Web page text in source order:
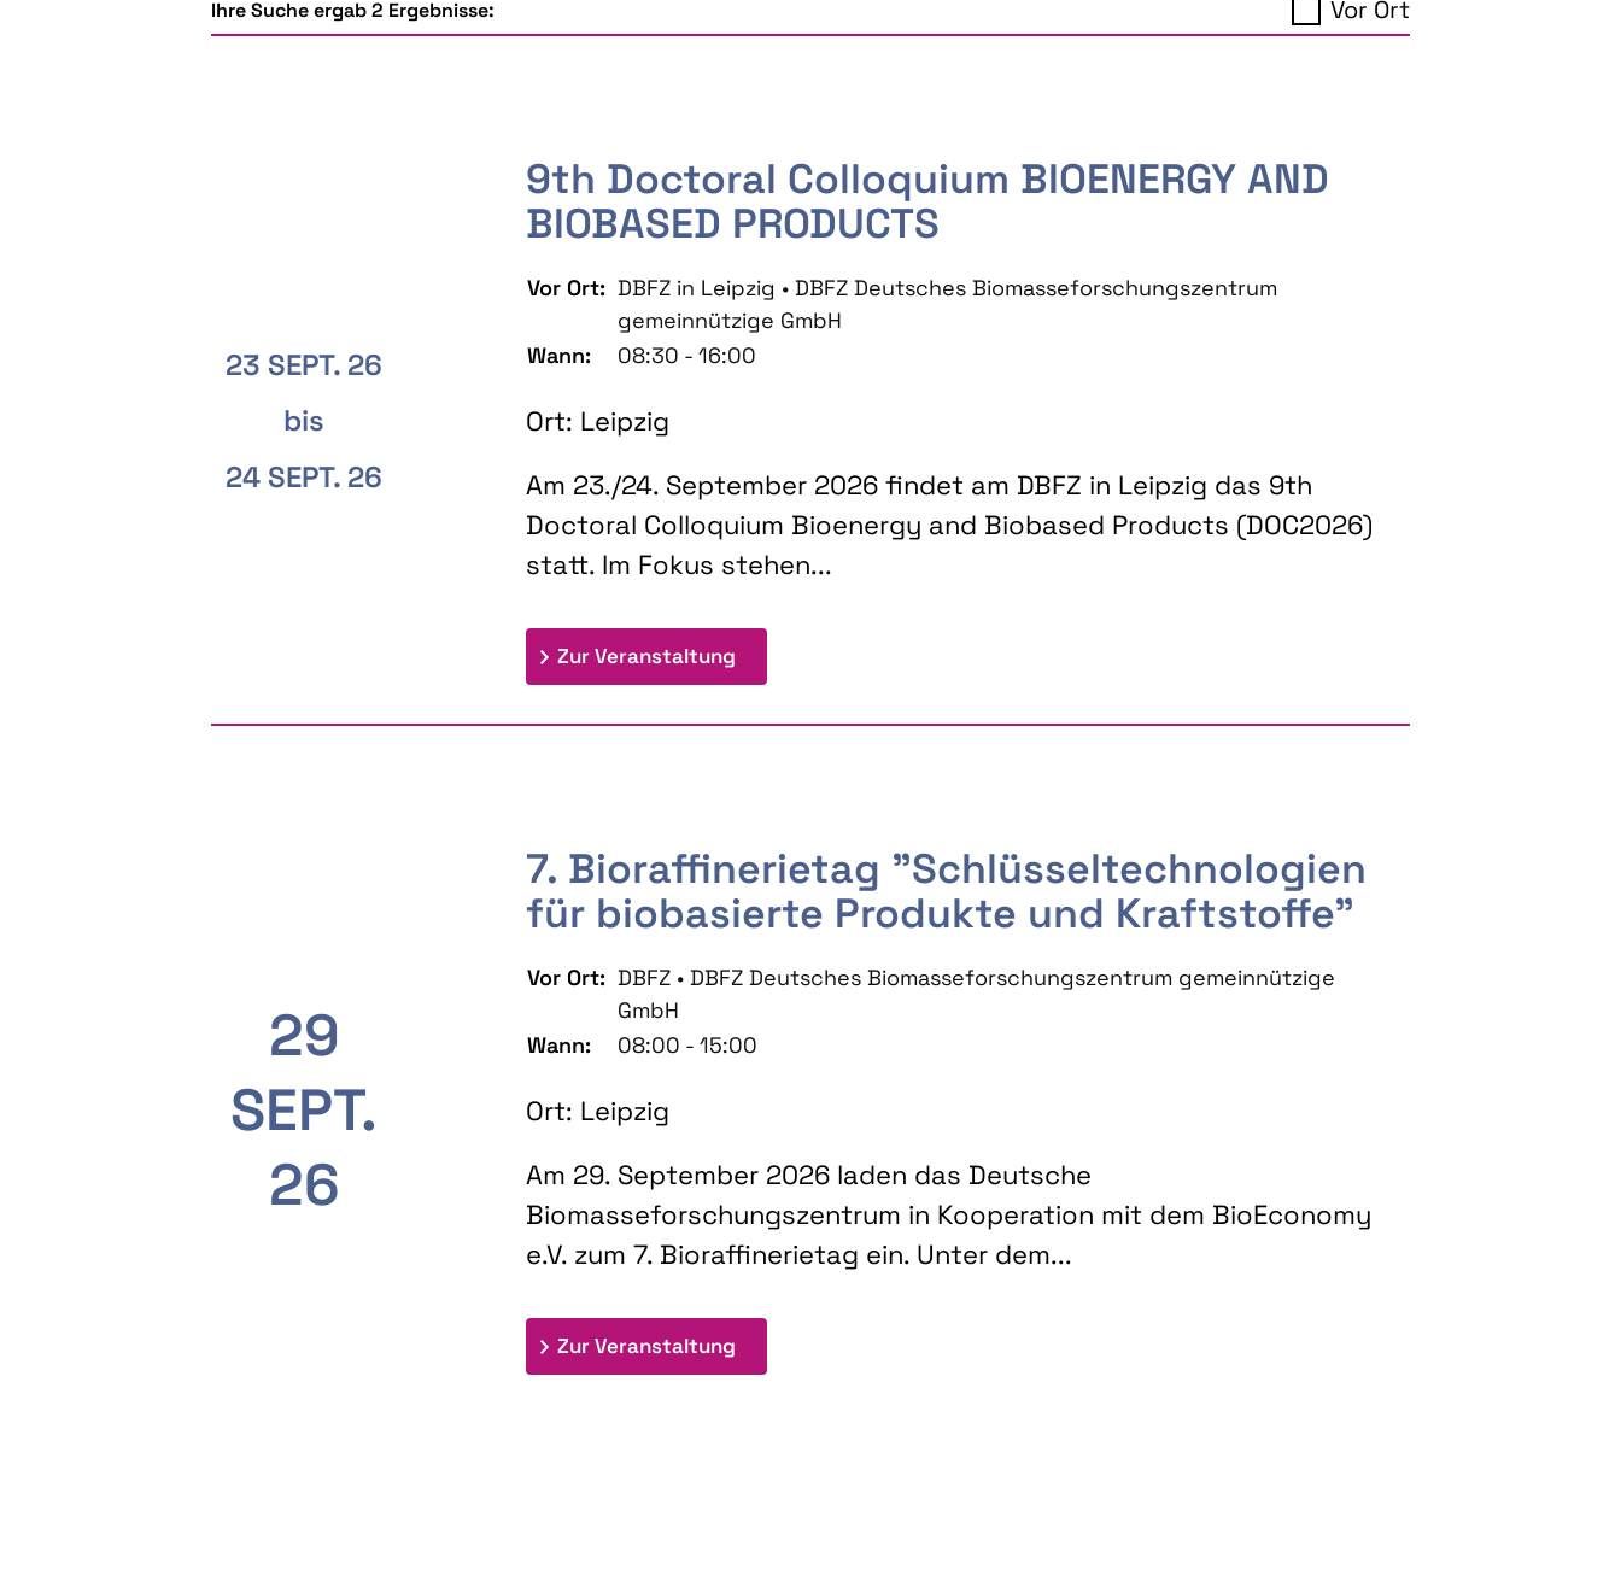
Ihre Suche ergab 2 Ergebnisse: Vor Ort
23 SEPT. 26
bis
24 SEPT. 26
9th Doctoral Colloquium BIOENERGY AND
BIOBASED PRODUCTS
Vor Ort: DBFZ in Leipzig • DBFZ Deutsches Biomasseforschungszentrum
gemeinnützige GmbH
Wann:
08:30 - 16:00
Ort: Leipzig
Am 23./24. September 2026 findet am DBFZ in Leipzig das 9th
Doctoral Colloquium Bioenergy and Biobased Products (DOC2026)
statt. Im Fokus stehen...
Zur Veranstaltung: 9th Doctoral Colloquium BIOENERGY AND BIOBASED PRODUCTS
29
SEPT.
26
7. Bioraffinerietag "Schlüsseltechnologien
für biobasierte Produkte und Kraftstoffe"
Vor Ort: DBFZ • DBFZ Deutsches Biomasseforschungszentrum gemeinnützige
GmbH
Wann:
08:00 - 15:00
Ort: Leipzig
Am 29. September 2026 laden das Deutsche
Biomasseforschungszentrum in Kooperation mit dem BioEconomy
e.V. zum 7. Bioraffinerietag ein. Unter dem...
Zur Veranstaltung: 7. Bioraffinerietag "Schlüsseltechnologien für biobasierte Produkte und Kraftstoffe"